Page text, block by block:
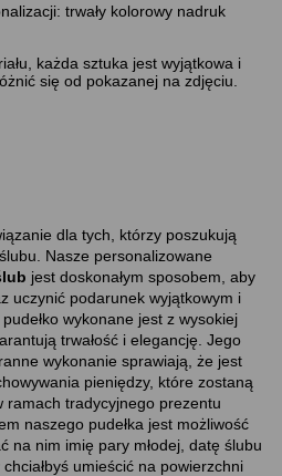
trwały kolorowy nadruk
każda sztuka jest wyjątkowa i
się od pokazanej na zdjęciu.
dla tych, którzy poszukują
Nasze personalizowane
jest doskonałym sposobem, aby
uczynić podarunek wyjątkowym i
wykonane jest z wysokiej
trwałość i elegancję. Jego
wykonanie sprawiają, że jest
pieniędzy, które zostaną
ramach tradycyjnego prezentu
naszego pudełka jest możliwość
na nim imię pary młodej, datę ślubu
umieścić na powierzchni